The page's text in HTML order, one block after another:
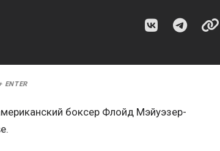
ENTER
боксер Флойд Мэйуэзер-